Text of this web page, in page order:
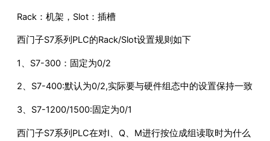
Rack：机架，Slot：插槽
西门子S7系列PLC的Rack/Slot设置规则如下
1、S7-300：固定为0/2
2、S7-400:默认为0/2,实际要与硬件组态中的设置保持一致
3、S7-1200/1500:固定为0/1
西门子S7系列PLC在对I、Q、M进行按位成组读取时为什么